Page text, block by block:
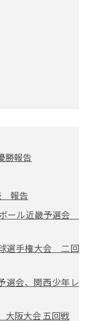
報告
報告
ール近畿予選会
選手権大会 二回
選会、関西少年レ
阪大会 五回戦